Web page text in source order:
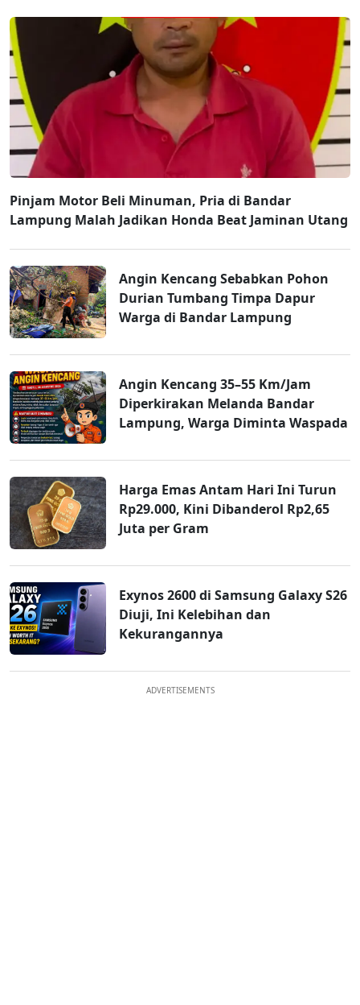
Pinjam Motor Beli Minuman, Pria di Bandar
Lampung Malah Jadikan Honda Beat Jaminan Utang
Angin Kencang Sebabkan Pohon
Durian Tumbang Timpa Dapur
Warga di Bandar Lampung
Angin Kencang 35–55 Km/Jam
Diperkirakan Melanda Bandar
Lampung, Warga Diminta Waspada
Harga Emas Antam Hari Ini Turun
Rp29.000, Kini Dibanderol Rp2,65
Juta per Gram
Exynos 2600 di Samsung Galaxy S26
Diuji, Ini Kelebihan dan
Kekurangannya
ADVERTISEMENTS